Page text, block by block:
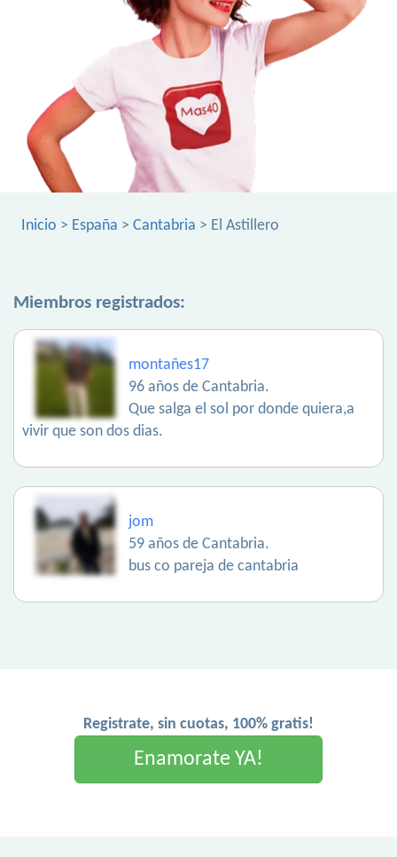
Inicio > España > Cantabria > El Astillero
Miembros registrados:
montañes17
96 años de Cantabria.
Que salga el sol por donde quiera,a
vivir que son dos dias.
jom
59 años de Cantabria.
bus co pareja de cantabria
Registrate, sin cuotas, 100% gratis!
Enamorate YA!